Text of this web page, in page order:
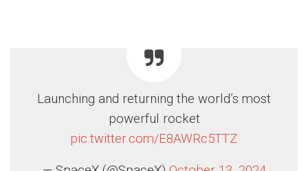
Launching and returning the world’s most
powerful rocket
pic.twitter.com/E8AWRc5TTZ